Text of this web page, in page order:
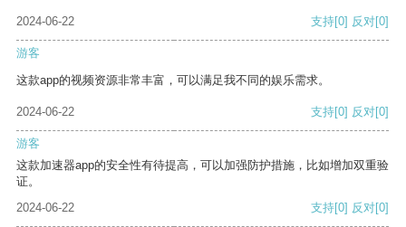
2024-06-22 支持[0] 反对[0]
游客
这款app的视频资源非常丰富，可以满足我不同的娱乐需求。
2024-06-22 支持[0] 反对[0]
游客
这款加速器app的安全性有待提高，可以加强防护措施，比如增加双重验
证。
2024-06-22
支持[0] 反对[0]